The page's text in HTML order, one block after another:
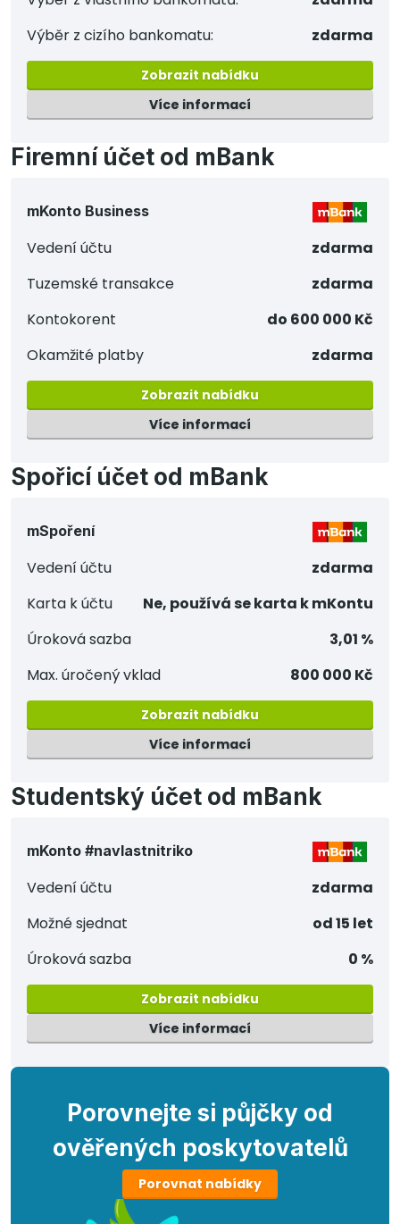
Výběr z cizího bankomatu:
zdarma
Zobrazit nabídku
Více informací
Firemní účet od mBank
mKonto Business
Vedení účtu
zdarma
Tuzemské transakce
zdarma
Kontokorent
do 600 000 Kč
Okamžité platby
zdarma
Zobrazit nabídku
Více informací
Spořicí účet od mBank
mSpoření
Vedení účtu
zdarma
Karta k účtu
Ne, používá se karta k mKontu
Úroková sazba
3,01 %
Max. úročený vklad
800 000 Kč
Zobrazit nabídku
Více informací
Studentský účet od mBank
mKonto #navlastnitriko
Vedení účtu
zdarma
Možné sjednat
od 15 let
Úroková sazba
0 %
Zobrazit nabídku
Více informací
Porovnejte si půjčky od
ověřených poskytovatelů
Porovnat nabídky